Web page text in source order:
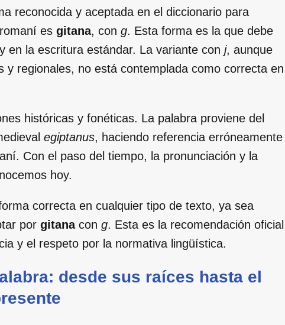
reconocida y aceptada en el diccionario para
es gitana, con g. Esta forma es la que debe
en la escritura estándar. La variante con j, aunque
y regionales, no está contemplada como correcta en
históricas y fonéticas. La palabra proviene del
egiptanus, haciendo referencia erróneamente
Con el paso del tiempo, la pronunciación y la
hoy.
correcta en cualquier tipo de texto, ya sea
por gitanacon g. Esta es la recomendación oficial
y el respeto por la normativa lingüística.
desde sus raíces hasta el